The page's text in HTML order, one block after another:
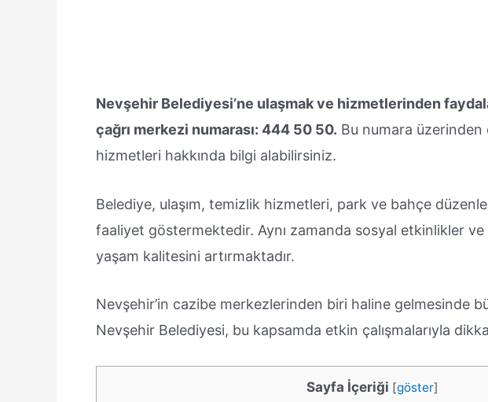
Nevşehir Belediyesi’ne ulaşmak ve hizmetlerinden
çağrı merkezi numarası: 444 50 50. Bu numara
hizmetleri hakkında bilgi alabilirsiniz.
Belediye, ulaşım, temizlik hizmetleri, park ve bahçe
faaliyet göstermektedir. Aynı zamanda sosyal etkinlikler ve
yaşam kalitesini artırmaktadır.
Nevşehir’in cazibe merkezlerinden biri haline gelmesinde
Nevşehir Belediyesi, bu kapsamda etkin çalışmalarıyla
Sayfa İçeriği [göster]